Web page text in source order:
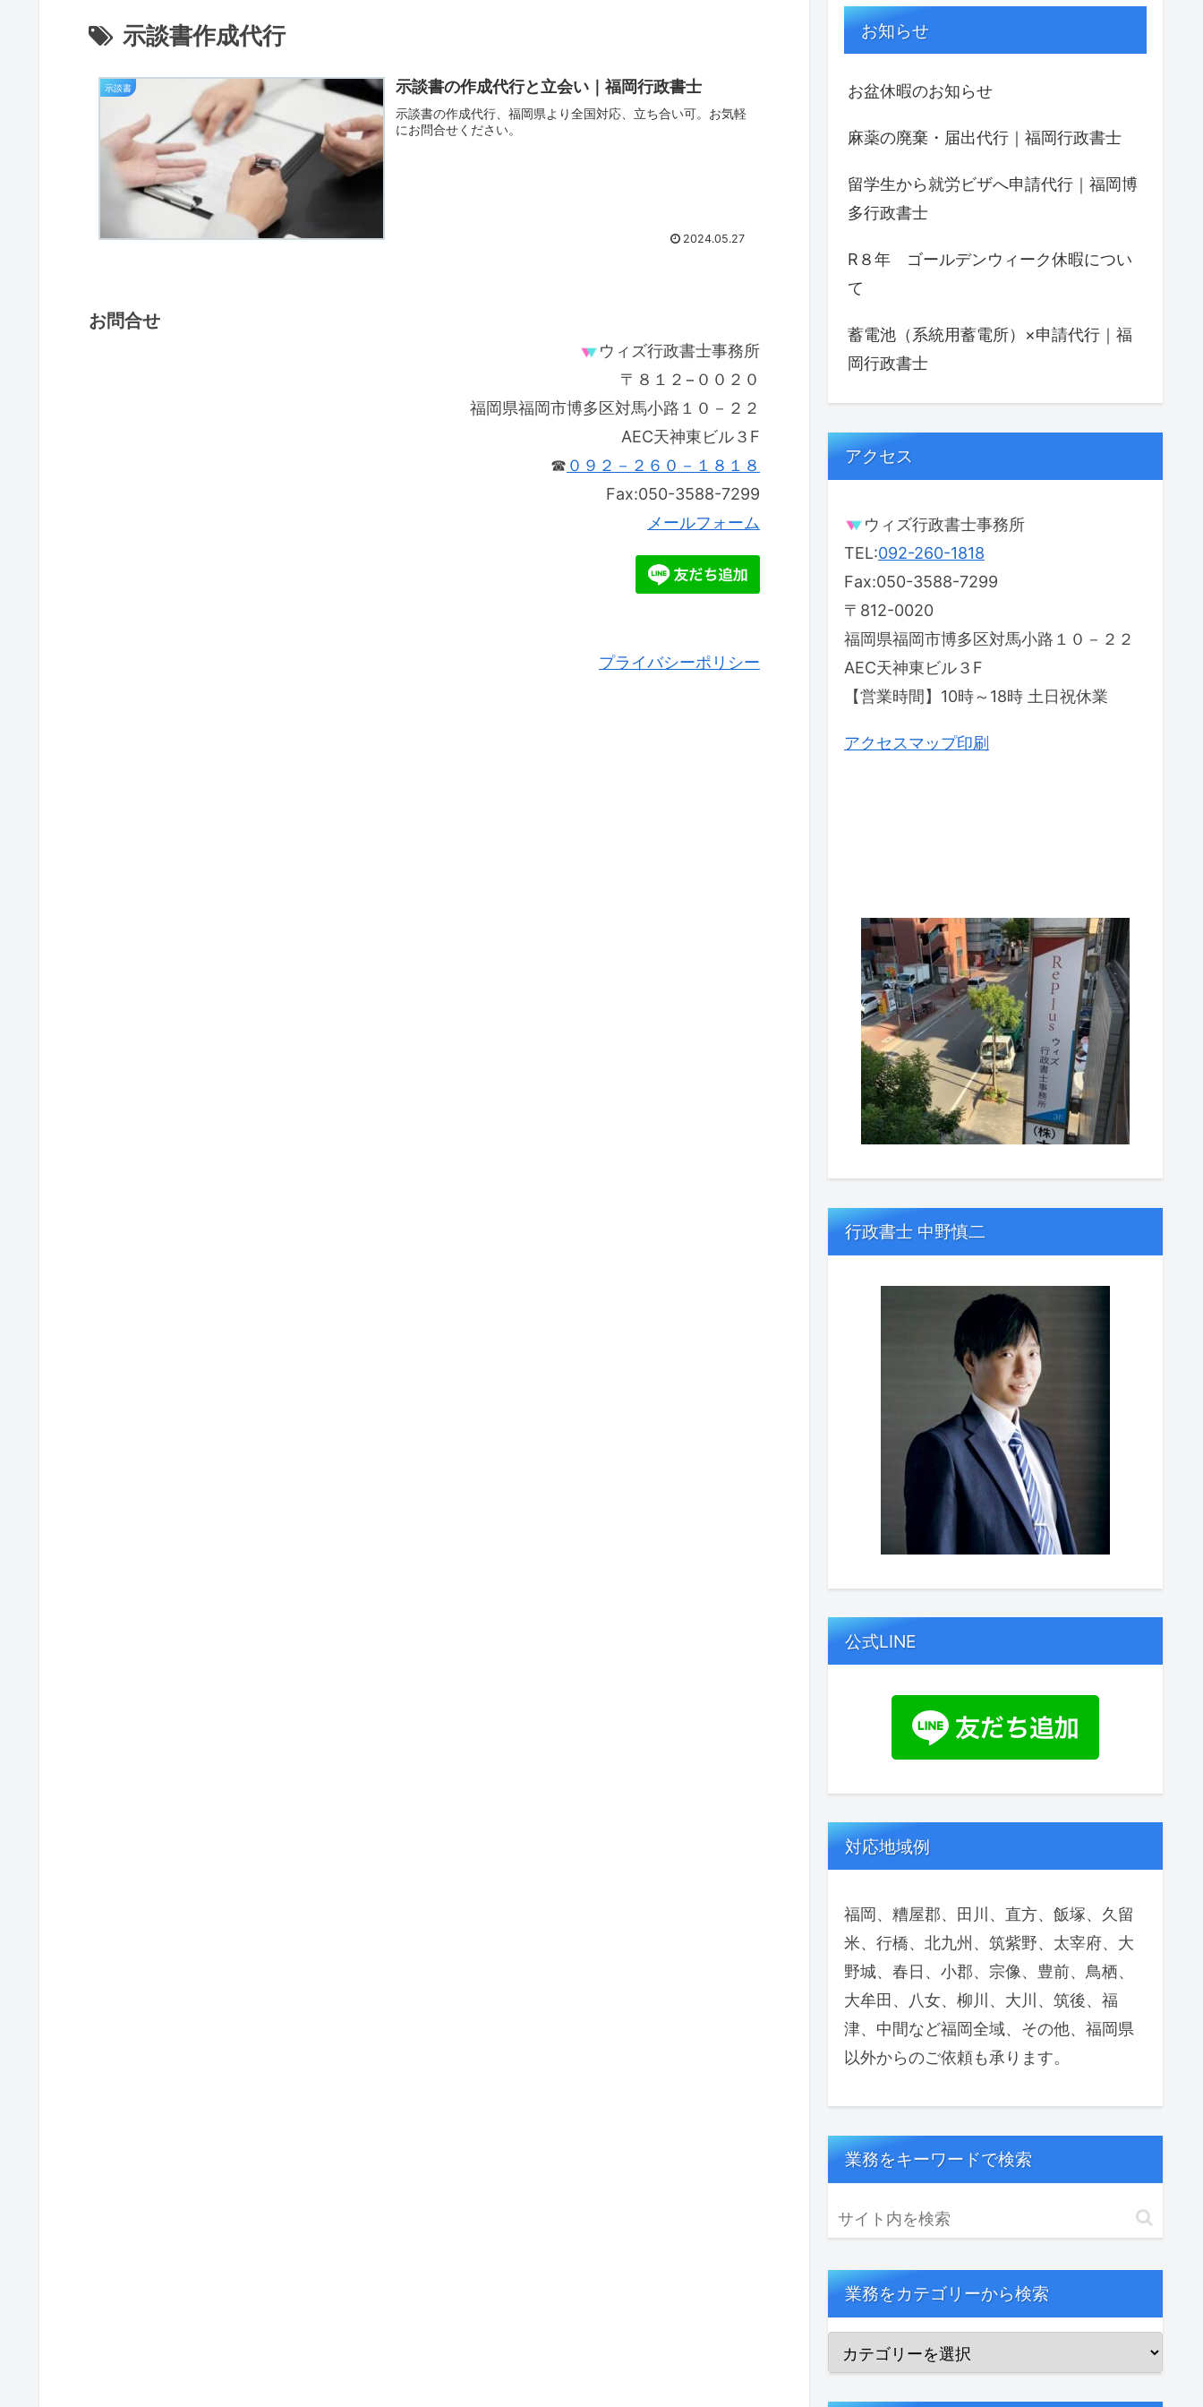
示談書作成代行
示談書 示談書の作成代行と立会い｜福岡行政書士
示談書の作成代行、福岡県より全国対応、立ち合い可。お気軽
にお問合せください。
2024.05.27
お問合せ
ウィズ行政書士事務所
〒８１２−００２０
福岡県福岡市博多区対馬小路１０－２２
AEC天神東ビル３F
☎ ０９２－２６０－１８１８
Fax:050-3588-7299
メールフォーム
プライバシーポリシー
お知らせ
お盆休暇のお知らせ
麻薬の廃棄・届出代行｜福岡行政書士
留学生から就労ビザへ申請代行｜福岡博
多行政書士
R８年 ゴールデンウィーク休暇につい
て
蓄電池（系統用蓄電所）×申請代行｜福
岡行政書士
アクセス
ウィズ行政書士事務所
TEL:092-260-1818
Fax:050-3588-7299
〒812-0020
福岡県福岡市博多区対馬小路１０－２２
AEC天神東ビル３F
【営業時間】10時～18時 土日祝休業
アクセスマップ印刷
行政書士 中野慎二
公式LINE
対応地域例
福岡、糟屋郡、田川、直方、飯塚、久留
米、行橋、北九州、筑紫野、太宰府、大
野城、春日、小郡、宗像、豊前、鳥栖、
大牟田、八女、柳川、大川、筑後、福
津、中間など福岡全域、その他、福岡県
以外からのご依頼も承ります。
業務をキーワードで検索
業務をカテゴリーから検索